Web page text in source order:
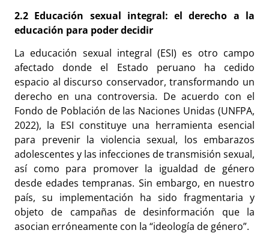
2.2 Educación sexual integral: el derecho a la
educación para poder decidir
La educación sexual integral (ESI) es otro campo
afectado donde el Estado peruano ha cedido
espacio al discurso conservador, transformando un
derecho en una controversia. De acuerdo con el
Fondo de Población de las Naciones Unidas (UNFPA,
2022), la ESI constituye una herramienta esencial
para prevenir la violencia sexual, los embarazos
adolescentes y las infecciones de transmisión sexual,
así como para promover la igualdad de género
desde edades tempranas. Sin embargo, en nuestro
país, su implementación ha sido fragmentaria y
objeto de campañas de desinformación que la
asocian erróneamente con la “ideología de género”.